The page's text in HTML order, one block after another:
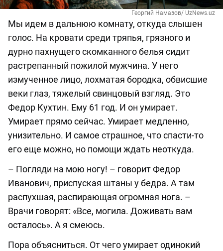
Георгий Намазов/ UzNews.uz
Мы идем в дальнюю комнату, откуда слышен
голос. На кровати среди тряпья, грязного и
дурно пахнущего скомканного белья сидит
растрепанный пожилой мужчина. У него
измученное лицо, лохматая бородка, обвисшие
веки глаз, тяжелый свинцовый взгляд. Это
Федор Кухтин. Ему 61 год. И он умирает.
Умирает прямо сейчас. Умирает медленно,
унизительно. И самое страшное, что спасти-то
его еще можно, но помощи ждать неоткуда.
– Погляди на мою ногу! – говорит Федор
Иванович, приспуская штаны у бедра. А там
распухшая, распирающая огромная нога. –
Врачи говорят: «Все, могила. Доживать вам
осталось». А я смеюсь.
Пора объясниться. От чего умирает одинокий